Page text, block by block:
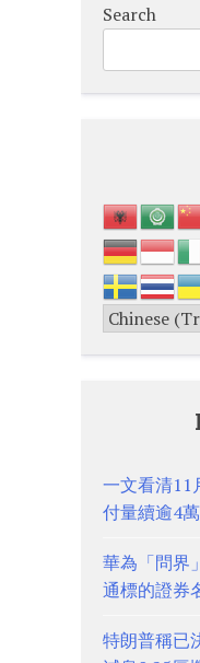
Search
一文看清
付量續逾4
華為「問界
通標的證券
特朗普稱已